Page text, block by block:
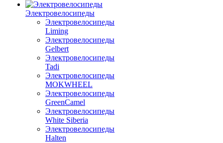
Электровелосипеды
Электровелосипеды
Liming
Электровелосипеды
Gelbert
Электровелосипеды
Tadi
Электровелосипеды
MOKWHEEL
Электровелосипеды
GreenCamel
Электровелосипеды
White Siberia
Электровелосипеды
Halten